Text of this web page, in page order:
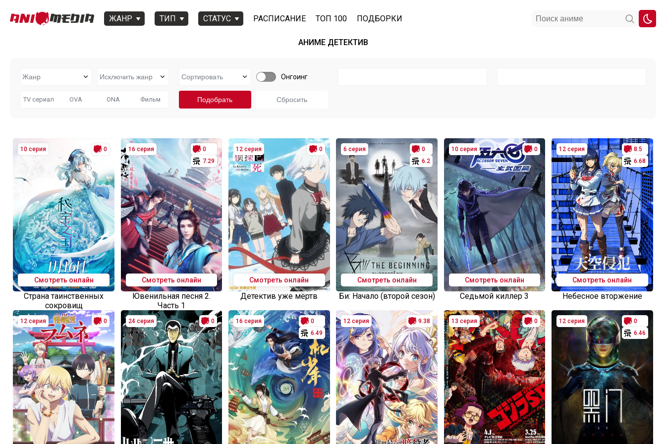
ЖАНР ТИП СТАТУС РАСПИСАНИЕ ТОП 100 ПОДБОРКИ
АНИМЕ ДЕТЕКТИВ
Онгоинг
TV сериал OVA ONA Фильм
10 серия 0
Смотреть онлайн
Страна таинственных
сокровищ
16 серия
0
7.29
Смотреть онлайн
Ювенильная песня 2.
Часть 1
12 серия 0
Смотреть онлайн
Детектив уже мёртв
6 серия
0
6.2
Смотреть онлайн
Би: Начало (второй сезон)
10 серия 0
Смотреть онлайн
Седьмой киллер 3
12 серия
8.5
6.68
Смотреть онлайн
Небесное вторжение
12 серия 0 24 серия 0 16 серия
0
6.49
12 серия 9.38 13 серия 0 12 серия
0
6.46